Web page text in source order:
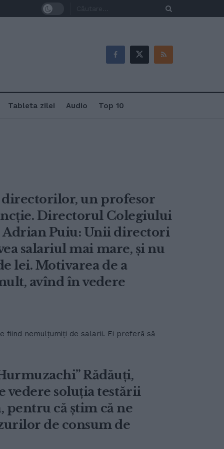
Tableta zilei Audio Top 10
un profesor
Directorul Colegiului
Adrian Puiu: Unii directori
salariul mai mare, și nu
lei. Motivarea de a
avînd în vedere
fiind nemulțumiți de salarii. Ei preferă să
Rădăuți,
vedere soluția testării
pentru că știm că ne
de consum de